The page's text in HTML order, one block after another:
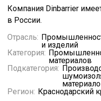
Компания Dinbarrier
в России.
Отрасль:
и изделий
Категория:
материалов
Подкатегория:
Регион: Краснодарский